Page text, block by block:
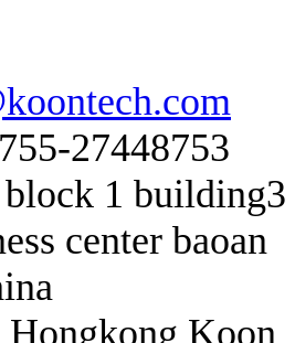
27448753
1 building3
center baoan
Koon